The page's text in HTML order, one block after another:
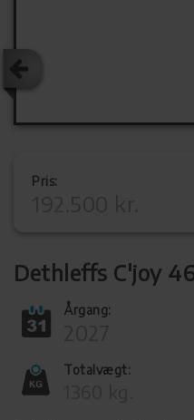
Pris:
Dethleffs C'joy
Årgang:
Totalvægt: